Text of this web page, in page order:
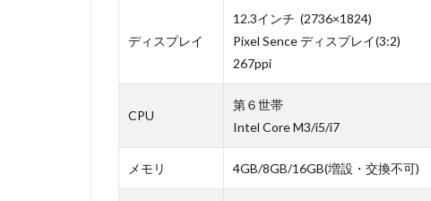
ディスプレイ
12.3インチ (2736×1824)
Pixel Sence ディスプレイ(3:2)
267ppi
CPU
第６世帯
Intel Core M3/i5/i7
メモリ 4GB/8GB/16GB(増設・交換不可)